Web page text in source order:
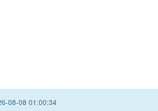
08-08 01:00:34